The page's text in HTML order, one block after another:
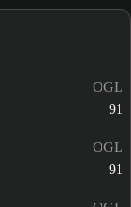
OGL
91
OGL
91